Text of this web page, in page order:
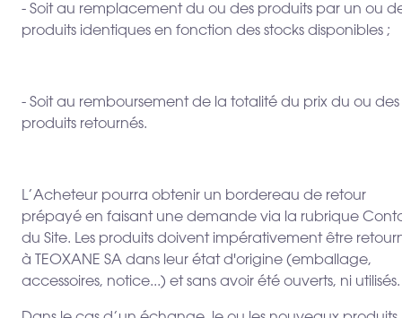
- Soit au remplacement du ou des produits par un ou
produits identiques en fonction des stocks disponibles ;
- Soit au remboursement de la totalité du prix du ou des
produits retournés.
L’Acheteur pourra obtenir un bordereau de retour
prépayé en faisant une demande via la rubrique
du Site. Les produits doivent impérativement être
à TEOXANE SA dans leur état d'origine (emballage,
accessoires, notice...) et sans avoir été ouverts, ni utilisés.